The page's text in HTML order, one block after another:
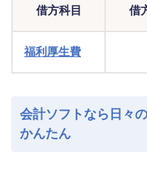
借方科目 借
福利厚生費
会計ソフトなら日々
かんたん